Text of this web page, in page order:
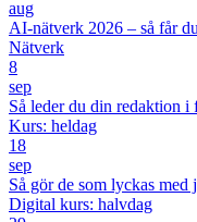
aug
AI-nätverk 2026 – så får
Nätverk
8
sep
Så leder du din redaktion i
Kurs: heldag
18
sep
Så gör de som lyckas
Digital kurs: halvdag